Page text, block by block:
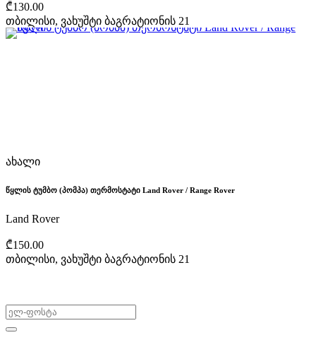
₾130.00
თბილისი, ვახუშტი ბაგრატიონის 21
ახალი
წყლის ტუმბო (პომპა) თერმოსტატი Land Rover / Range Rover
Land Rover
₾150.00
თბილისი, ვახუშტი ბაგრატიონის 21